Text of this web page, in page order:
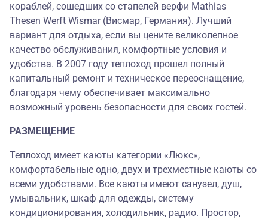
кораблей, сошедших со стапелей верфи Mathias
Thesen Werft Wismar (Висмар, Германия). Лучший
вариант для отдыха, если вы цените великолепное
качество обслуживания, комфортные условия и
удобства. В 2007 году теплоход прошел полный
капитальный ремонт и техническое переоснащение,
благодаря чему обеспечивает максимально
возможный уровень безопасности для своих гостей.
РАЗМЕЩЕНИЕ
Теплоход имеет каюты категории «Люкс»,
комфортабельные одно, двух и трехместные каюты со
всеми удобствами. Все каюты имеют санузел, душ,
умывальник, шкаф для одежды, систему
кондиционирования, холодильник, радио. Простор,